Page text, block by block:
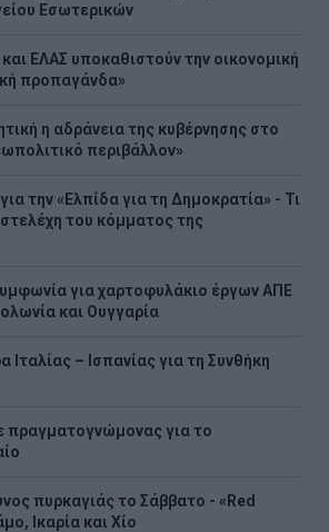
Εσωτερικών
ΕΛΑΣ υποκαθιστούν την οικονομική
προπαγάνδα»
η αδράνεια της κυβέρνησης στο
περιβάλλον»
την «Ελπίδα για τη Δημοκρατία» - Τι
του κόμματος της
για χαρτοφυλάκιο έργων ΑΠΕ
και Ουγγαρία
Ιταλίας – Ισπανίας για τη Συνθήκη
πραγματογνώμονας για το
πυρκαγιάς το Σάββατο - «Red
Ικαρία και Χίο